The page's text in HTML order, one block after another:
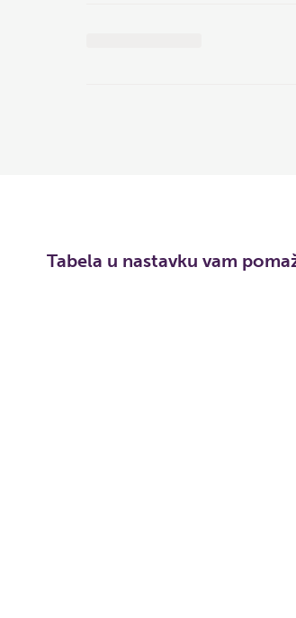
Tabela u nastavku vam